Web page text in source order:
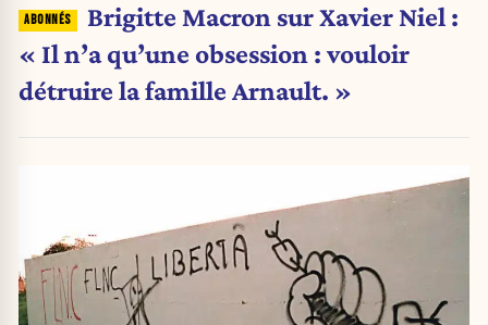
Brigitte Macron sur Xavier Niel :
« Il n’a qu’une obsession : vouloir
détruire la famille Arnault. »